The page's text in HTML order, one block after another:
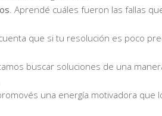
. Aprendé cuáles fueron las fallas
cuenta que si tu resolución es poco
buscar soluciones de una
una energía motivadora que